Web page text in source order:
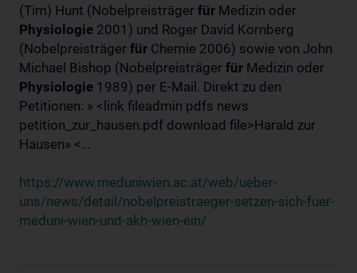
(Tim) Hunt (Nobelpreisträger für Medizin oder
Physiologie 2001) und Roger David Kornberg
(Nobelpreisträger für Chemie 2006) sowie von John
Michael Bishop (Nobelpreisträger für Medizin oder
Physiologie 1989) per E-Mail. Direkt zu den
Petitionen: » <link fileadmin pdfs news
petition_zur_hausen.pdf download file>Harald zur
Hausen» <...
https://www.meduniwien.ac.at/web/ueber-
uns/news/detail/nobelpreistraeger-setzen-sich-fuer-
meduni-wien-und-akh-wien-ein/